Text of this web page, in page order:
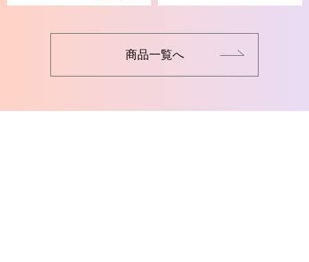
商品一覧へ